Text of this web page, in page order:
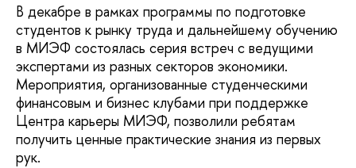
В декабре в рамках программы по подготовке
студентов к рынку труда и дальнейшему обучению
в МИЭФ состоялась серия встреч с ведущими
экспертами из разных секторов экономики.
Мероприятия, организованные студенческими
финансовым и бизнес клубами при поддержке
Центра карьеры МИЭФ, позволили ребятам
получить ценные практические знания из первых
рук.